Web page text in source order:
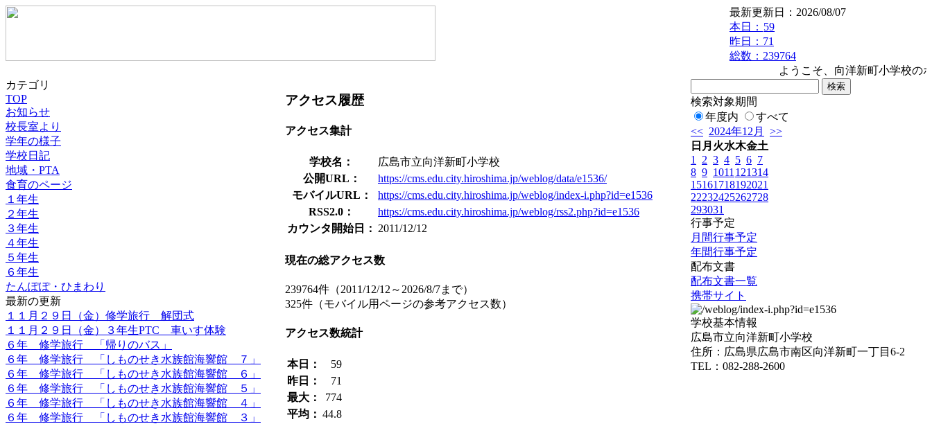
最新更新日：2026/08/07
本日： 59
昨日：71
総数：239764
ようこそ、向洋新町小学校の
カテゴリ
TOP
お知らせ
校長室より
学年の様子
学校日記
地域・PTA
食育のページ
１年生
２年生
３年生
４年生
５年生
６年生
たんぽぽ・ひまわり
最新の更新
１１月２９日（金）修学旅行 解団式
１１月２９日（金）３年生PTC 車いす体験
６年 修学旅行 「帰りのバス」
６年 修学旅行 「しものせき水族館海響館 ７」
６年 修学旅行 「しものせき水族館海響館 ６」
６年 修学旅行 「しものせき水族館海響館 ５」
６年 修学旅行 「しものせき水族館海響館 ４」
６年 修学旅行 「しものせき水族館海響館 ３」
アクセス履歴
アクセス集計
学校名：
広島市立向洋新町小学校
公開URL：
https://cms.edu.city.hiroshima.jp/weblog/data/e1536/
モバイルURL：
https://cms.edu.city.hiroshima.jp/weblog/index-i.php?id=e1536
RSS2.0：
https://cms.edu.city.hiroshima.jp/weblog/rss2.php?id=e1536
カウンタ開始日： 2011/12/12
現在の総アクセス数
239764件（2011/12/12～2026/8/7まで）
325件（モバイル用ページの参考アクセス数）
アクセス数統計
本日：
59
昨日：
71
最大：
774
平均： 44.8
検索対象期間
年度内
すべて
<< 2024年12月
>>
日 月 火水木金土
1
2 3 4 5 6 7
8 9 1011 121314
15161718192021
22232425262728
293031
行事予定
月間行事予定
年間行事予定
配布文書
配布文書一覧
携帯サイト
学校基本情報
広島市立向洋新町小学校
住所：広島県広島市南区向洋新町一丁目6-2
TEL：082-288-2600